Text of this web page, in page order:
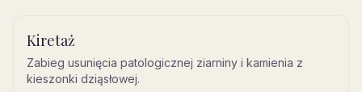
Kiretaż
Zabieg usunięcia patologicznej ziarniny i kamienia z
kieszonki dziąsłowej.